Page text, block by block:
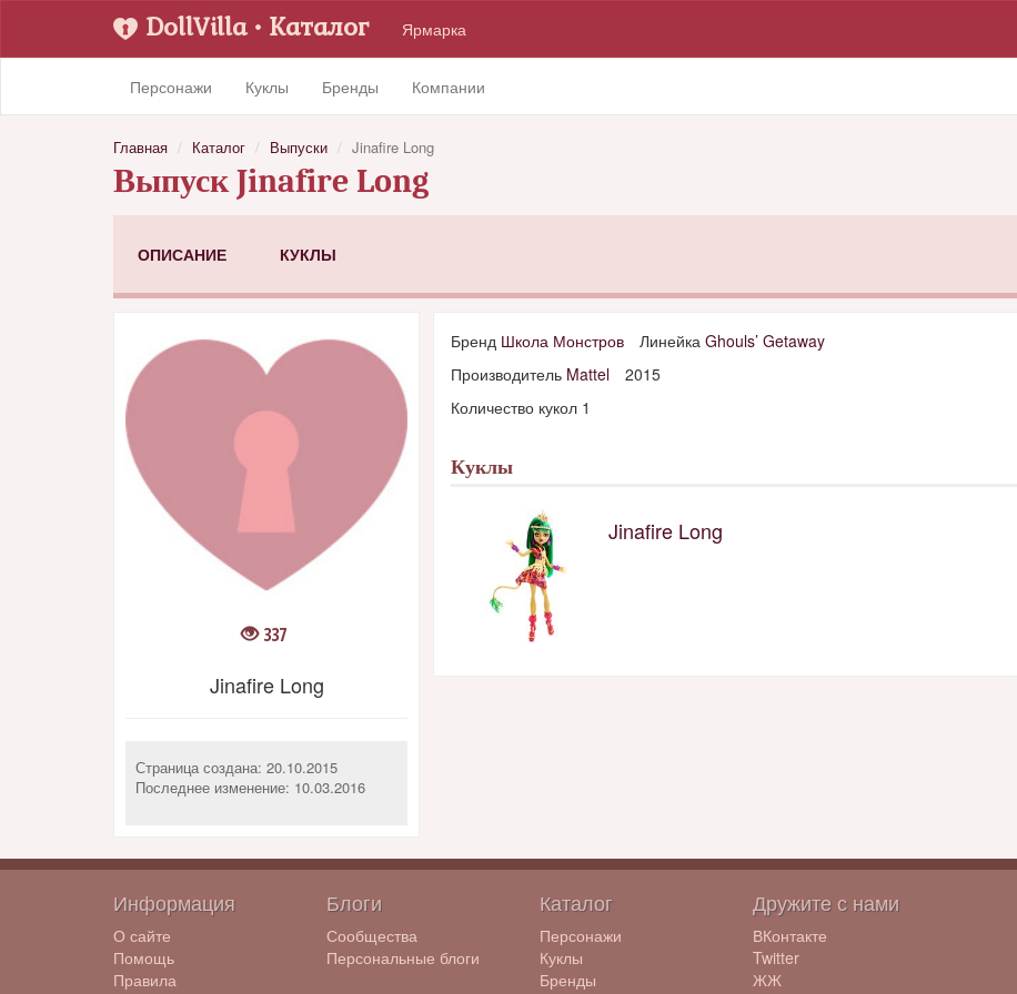
DollVilla• Каталог Ярмарка
Персонажи Куклы Бренды Компании
Главная Каталог Выпуски Jinafire Long
Выпуск Jinafire Long
ОПИСАНИЕ КУКЛЫ
337
Jinafire Long
Страница создана: 20.10.2015
Последнее изменение: 10.03.2016
Бренд Школа Монстров Линейка Ghouls’ Getaway
Производитель Mattel
2015
Количество кукол 1
Куклы
Jinafire Long
Информация
О сайте
Помощь
Правила
Блоги
Сообщества
Персональные блоги
Каталог
Персонажи
Куклы
Бренды
Дружите с нами
ВКонтакте
Twitter
ЖЖ